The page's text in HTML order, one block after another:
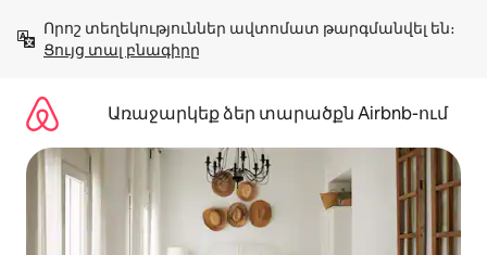
բովանդակությանը
Ցույց տալ բնագիրը
Առաջարկեք ձեր տարածքն Airbnb-ում